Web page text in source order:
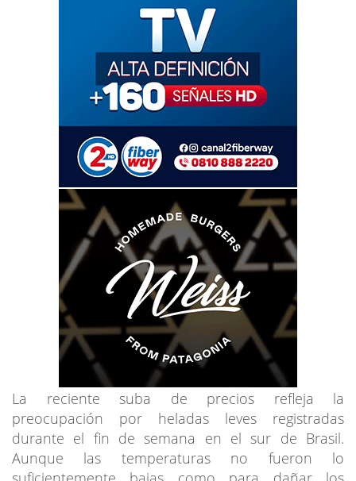
La reciente suba de precios refleja la
preocupación por heladas leves registradas
durante el fin de semana en el sur de Brasil.
Aunque las temperaturas no fueron lo